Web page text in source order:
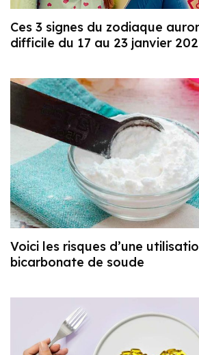
Ces 3 signes du zodiaque
difficile du 17 au 23 janvier
Voici les risques d’une
bicarbonate de soude